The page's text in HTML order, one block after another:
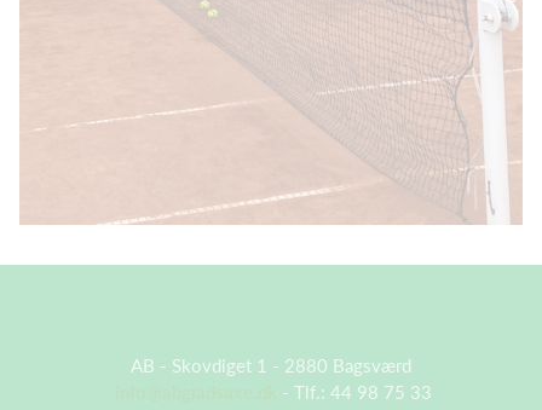
AB - Skovdiget 1 - 2880 Bagsværd
- Tlf.: 44 98 75 33